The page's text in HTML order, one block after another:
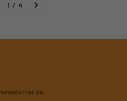
1 / 4
an.